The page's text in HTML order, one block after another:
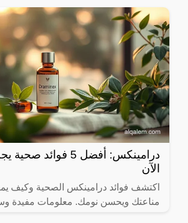
المؤسسات الخيرية في
درامينكس: أفضل 5
الآن
اكتشف فوائد درامينكس الصحية وكيف
مناعتك ويحسن نومك. معلومات مفيدة